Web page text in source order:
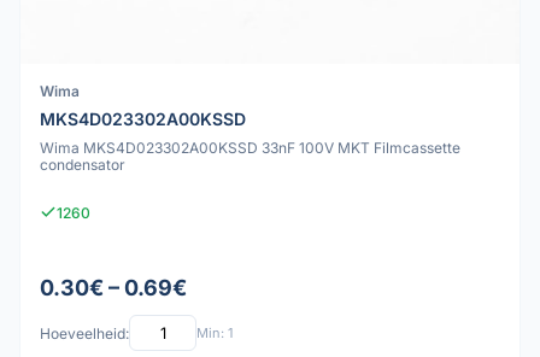
Wima
MKS4D023302A00KSSD
Wima MKS4D023302A00KSSD 33nF 100V MKT Filmcassette
condensator
1260
0.30€ – 0.69€
Hoeveelheid: Min: 1